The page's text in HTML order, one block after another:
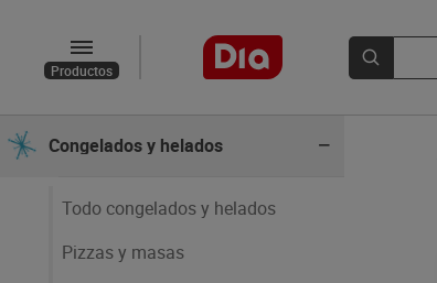
Productos
Yogures y postres
Congelados y helados
Todo congelados y helados
Pizzas y masas